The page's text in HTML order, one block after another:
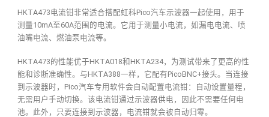
HKTA473电流钳非常适合搭配虹科Pico汽车示波器一起使用，用于
测量10mA至60A范围的电流。它用于测量小电流，如漏电电流、喷
油嘴电流、燃油泵电流等。
HKTA473的性能优于HKTA018和HKTA234，为测试带来了更高的性
能和诊断准确性。与HKTA388一样，它配有PicoBNC+接头。当连接
到示波器时，Pico汽车专用软件会自动配置电流钳：自动设置量程，
无需用户手动切换。该电流钳通过示波器供电，因此不需要任何电
池。此外，只要连接到示波器，电流钳就会被自动归零。